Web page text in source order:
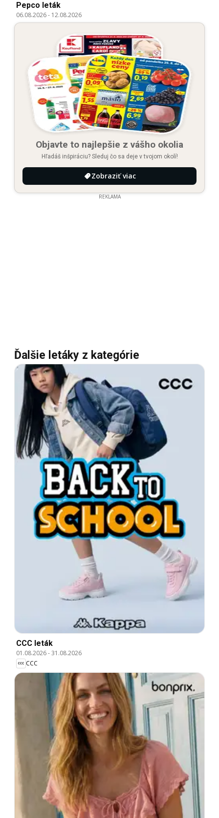
Pepco leták
06.08.2026- 12.08.2026
Objavte to najlepšie z vášho okolia
Hľadáš inšpiráciu? Sleduj čo sa deje v tvojom okolí!
Zobraziť viac
REKLAMA
Ďalšie letáky z kategórie
CCC leták
01.08.2026-31.08.2026
CCC